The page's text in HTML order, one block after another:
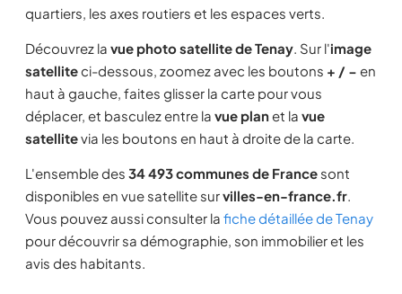
quartiers, les axes routiers et les espaces verts.
Découvrez la vue photo satellite de Tenay. Sur l'image
satelliteci-dessous, zoomez avec les boutons + / − en
haut à gauche, faites glisser la carte pour vous
déplacer, et basculez entre la vue planet la vue
satellitevia les boutons en haut à droite de la carte.
L'ensemble des 34 493 communes de France sont
disponibles en vue satellite survilles-en-france.fr.
Vous pouvez aussi consulter la fiche détaillée de Tenay
pour découvrir sa démographie, son immobilier et les
avis des habitants.